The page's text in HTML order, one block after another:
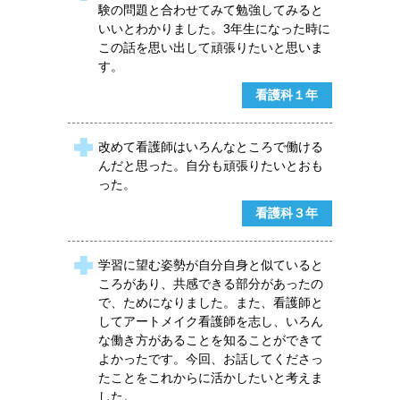
験の問題と合わせてみて勉強してみると
いいとわかりました。3年生になった時に
この話を思い出して頑張りたいと思いま
す。
看護科１年
改めて看護師はいろんなところで働ける
んだと思った。自分も頑張りたいとおも
った。
看護科３年
学習に望む姿勢が自分自身と似ていると
ころがあり、共感できる部分があったの
で、ためになりました。また、看護師と
してアートメイク看護師を志し、いろん
な働き方があることを知ることができて
よかったです。今回、お話してくださっ
たことをこれからに活かしたいと考えま
した。